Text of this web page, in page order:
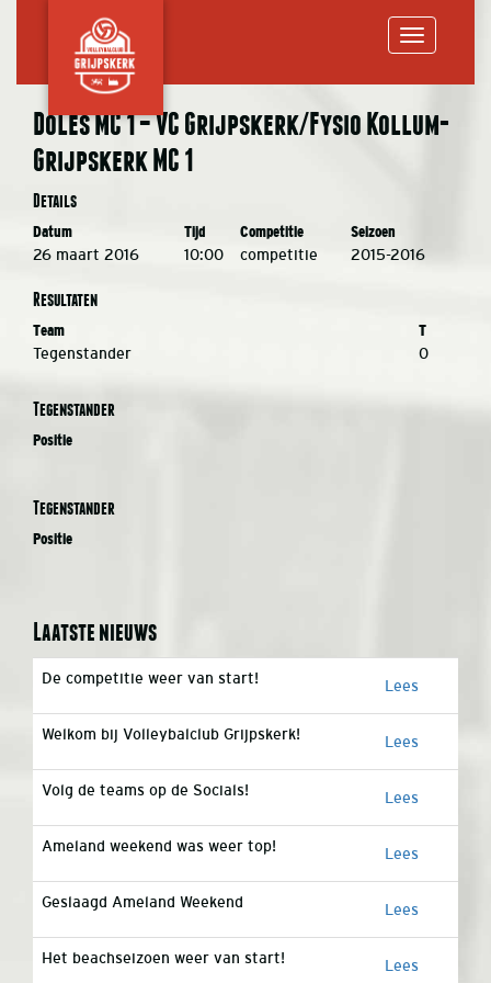
Doles MC 1 – VC Grijpskerk/Fysio Kollum-
Grijpskerk MC 1
Details
Datum Tijd Competitie Seizoen
26 maart 2016 10:00 competitie 2015-2016
Resultaten
Team T
Tegenstander 0
Tegenstander
Positie
Tegenstander
Positie
Laatste nieuws
De competitie weer van start! Lees
Welkom bij Volleybalclub Grijpskerk! Lees
Volg de teams op de Socials! Lees
Ameland weekend was weer top! Lees
Geslaagd Ameland Weekend Lees
Het beachseizoen weer van start! Lees